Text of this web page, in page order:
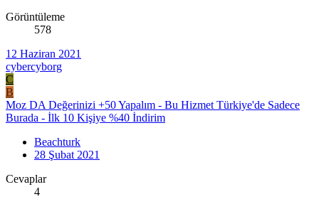
Görüntüleme
578
12 Haziran 2021
cybercyborg
C
B
Moz DA Değerinizi +50 Yapalım - Bu Hizmet Türkiye'de Sadece
Burada - İlk 10 Kişiye %40 İndirim
Beachturk
28 Şubat 2021
Cevaplar
4